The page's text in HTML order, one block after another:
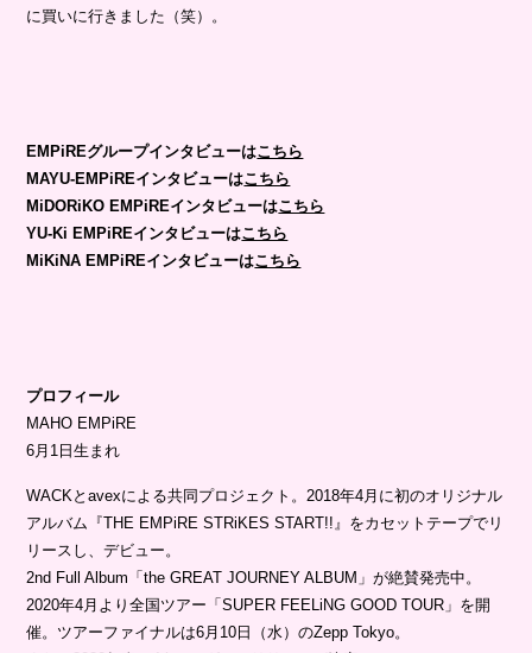
に買いに行きました（笑）。
EMPiREグループインタビューはこちら
MAYU-EMPiREインタビューはこちら
MiDORiKO EMPiREインタビューはこちら
YU-Ki EMPiREインタビューはこちら
MiKiNA EMPiREインタビューはこちら
プロフィール
MAHO EMPiRE
6月1日生まれ
WACKとavexによる共同プロジェクト。2018年4月に初のオリジナル
アルバム『THE EMPiRE STRiKES START!!』をカセットテープでリ
リースし、デビュー。
2nd Full Album「the GREAT JOURNEY ALBUM」が絶賛発売中。
2020年4月より全国ツアー「SUPER FEELiNG GOOD TOUR」を開
催。ツアーファイナルは6月10日（水）のZepp Tokyo。